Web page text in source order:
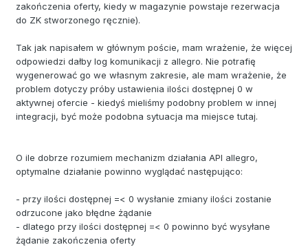
zakończenia oferty, kiedy w magazynie powstaje rezerwacja
do ZK stworzonego ręcznie).
Tak jak napisałem w głównym poście, mam wrażenie, że więcej
odpowiedzi dałby log komunikacji z allegro. Nie potrafię
wygenerować go we własnym zakresie, ale mam wrażenie, że
problem dotyczy próby ustawienia ilości dostępnej 0 w
aktywnej ofercie - kiedyś mieliśmy podobny problem w innej
integracji, być może podobna sytuacja ma miejsce tutaj.
O ile dobrze rozumiem mechanizm działania API allegro,
optymalne działanie powinno wyglądać następująco:
- przy ilości dostępnej =< 0 wysłanie zmiany ilości zostanie
odrzucone jako błędne żądanie
- dlatego przy ilości dostępnej =< 0 powinno być wysyłane
żądanie zakończenia oferty